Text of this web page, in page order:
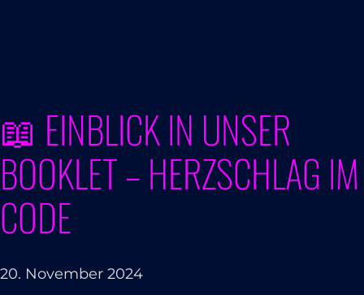
📖 EINBLICK IN UNSER
BOOKLET – HERZSCHLAG IM
CODE
20. November 2024